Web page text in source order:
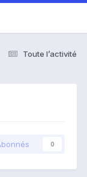
Toute l’activité
0